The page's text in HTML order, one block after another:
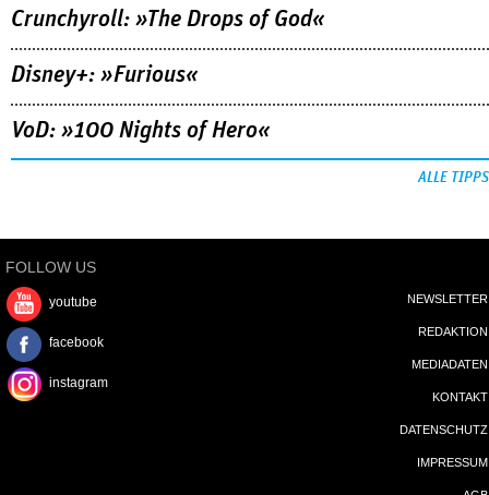
Crunchyroll: »The Drops of God«
Disney+: »Furious«
VoD: »100 Nights of Hero«
ALLE TIPPS
FOLLOW US
youtube
facebook
instagram
NEWSLETTER
REDAKTION
MEDIADATEN
KONTAKT
DATENSCHUTZ
IMPRESSUM